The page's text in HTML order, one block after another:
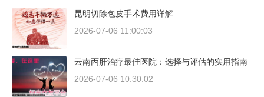
昆明切除包皮手术费用详解
2026-07-06 11:00:03
云南丙肝治疗最佳医院：选择与评估的实用指南
2026-07-06 10:30:02